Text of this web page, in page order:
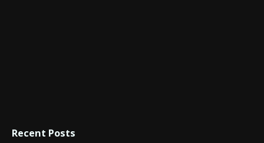
Recent Posts